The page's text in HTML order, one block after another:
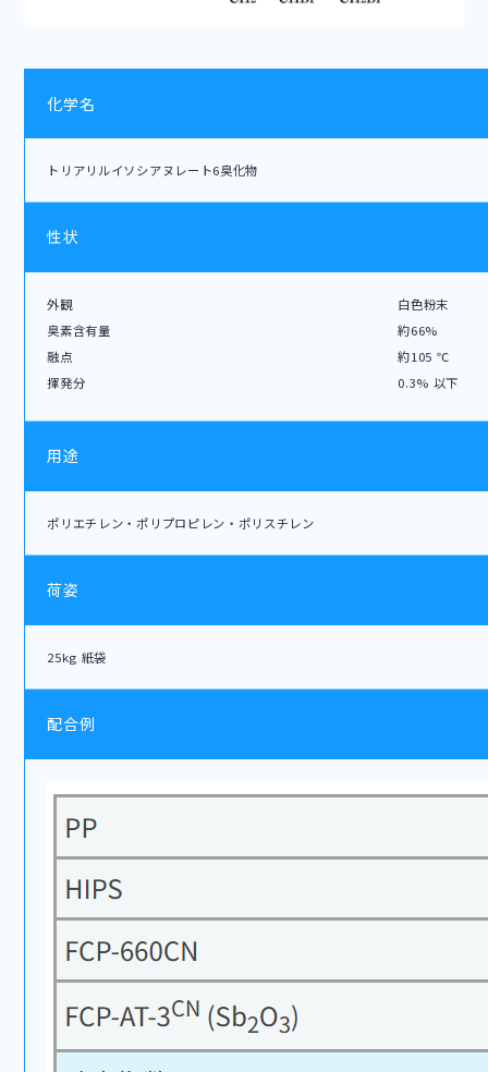
化学名
トリアリルイソシアヌレート6臭化物
性状
外観
白色粉末
臭素含有量
約66%
融点
約105 ℃
揮発分
0.3% 以下
用途
ポリエチレン・ポリプロピレン・ポリスチレン
荷姿
25kg 紙袋
配合例